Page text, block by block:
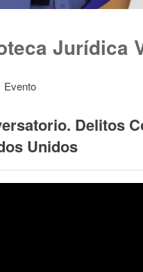
Jurídica
Evento
Delitos
Unidos